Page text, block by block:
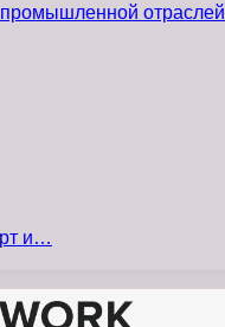
промышленной отраслей
и…